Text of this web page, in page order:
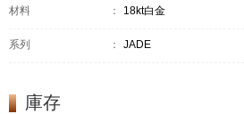
材料 ： 18kt白金
系列 ： JADE
庫存